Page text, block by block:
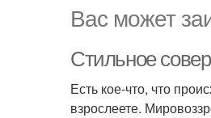
Вас может
Стильное
Есть кое-что, что
взрослеете.